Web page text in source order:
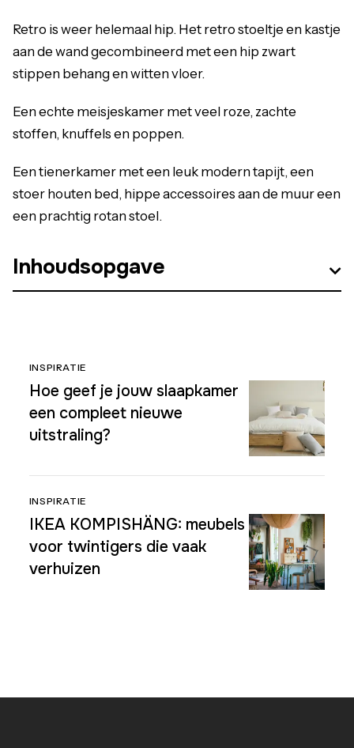
Retro is weer helemaal hip. Het retro stoeltje en kastje
aan de wand gecombineerd met een hip zwart
stippen behang en witten vloer.
Een echte meisjeskamer met veel roze, zachte
stoffen, knuffels en poppen.
Een tienerkamer met een leuk modern tapijt, een
stoer houten bed, hippe accessoires aan de muur een
een prachtig rotan stoel.
Inhoudsopgave
INSPIRATIE
Hoe geef je jouw slaapkamer
een compleet nieuwe
uitstraling?
INSPIRATIE
IKEA KOMPISHÄNG: meubels
voor twintigers die vaak
verhuizen